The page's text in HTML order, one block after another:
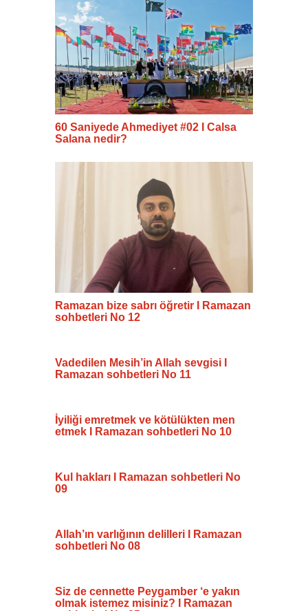
60 Saniyede Ahmediyet #02 I Calsa
Salana nedir?
Ramazan bize sabrı öğretir I Ramazan
sohbetleri No 12
Vadedilen Mesih’in Allah sevgisi I
Ramazan sohbetleri No 11
İyiliği emretmek ve kötülükten men
etmek I Ramazan sohbetleri No 10
Kul hakları I Ramazan sohbetleri No
09
Allah’ın varlığının delilleri I Ramazan
sohbetleri No 08
Siz de cennette Peygamber ‘e yakın
olmak istemez misiniz? I Ramazan